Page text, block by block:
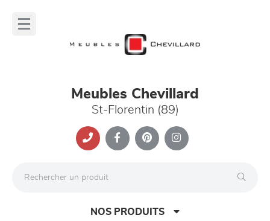
Meubles Chevillard
St-Florentin (89)
NOS PRODUITS